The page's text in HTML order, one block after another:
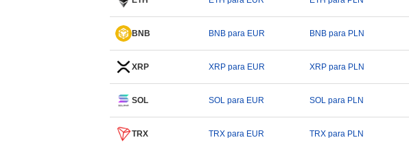
BNB BNB para EUR BNB para PLN
XRP XRP para EUR XRP para PLN
SOL SOL para EUR SOL para PLN
TRX TRX para EUR TRX para PLN